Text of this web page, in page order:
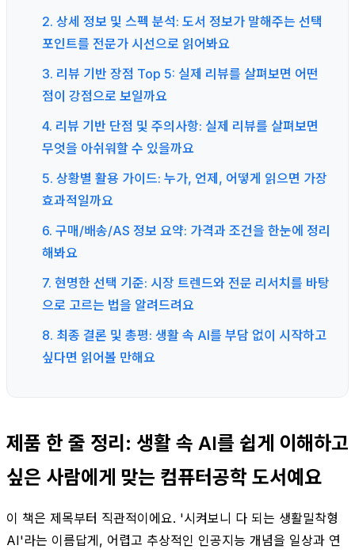
2. 상세 정보 및 스펙 분석: 도서 정보가 말해주는 선택
포인트를 전문가 시선으로 읽어봐요
3. 리뷰 기반 장점 Top 5: 실제 리뷰를 살펴보면 어떤
점이 강점으로 보일까요
4. 리뷰 기반 단점 및 주의사항: 실제 리뷰를 살펴보면
무엇을 아쉬워할 수 있을까요
5. 상황별 활용 가이드: 누가, 언제, 어떻게 읽으면 가장
효과적일까요
6. 구매/배송/AS 정보 요약: 가격과 조건을 한눈에 정리
해봐요
7. 현명한 선택 기준: 시장 트렌드와 전문 리서치를 바탕
으로 고르는 법을 알려드려요
8. 최종 결론 및 총평: 생활 속 AI를 부담 없이 시작하고
싶다면 읽어볼 만해요
제품 한 줄 정리: 생활 속 AI를 쉽게 이해하고
싶은 사람에게 맞는 컴퓨터공학 도서예요
이 책은 제목부터 직관적이에요. '시켜보니 다 되는 생활밀착형
AI'라는 이름답게, 어렵고 추상적인 인공지능 개념을 일상과 연